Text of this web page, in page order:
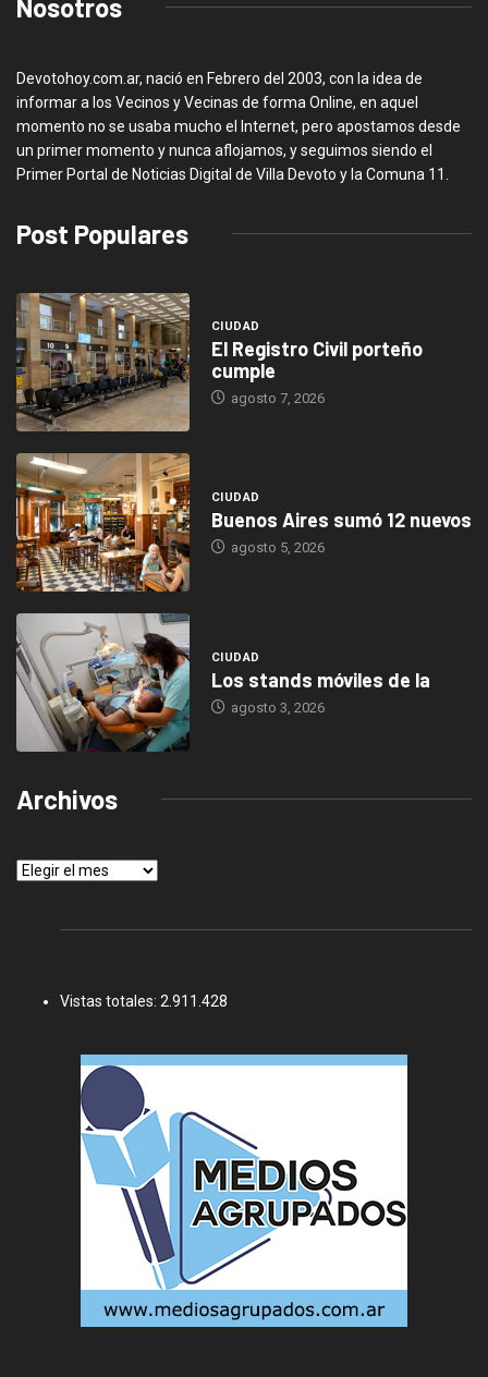
Nosotros
Devotohoy.com.ar, nació en Febrero del 2003, con la idea de
informar a los Vecinos y Vecinas de forma Online, en aquel
momento no se usaba mucho el Internet, pero apostamos desde
un primer momento y nunca aflojamos, y seguimos siendo el
Primer Portal de Noticias Digital de Villa Devoto y la Comuna 11.
Post Populares
CIUDAD
El Registro Civil porteño
cumple
agosto 7, 2026
CIUDAD
Buenos Aires sumó 12 nuevos
agosto 5, 2026
CIUDAD
Los stands móviles de la
agosto 3, 2026
Archivos
Archivos
Vistas totales: 2.911.428